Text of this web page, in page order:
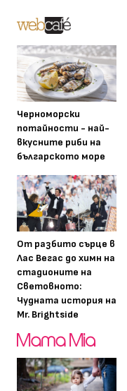
Черноморски
потайности - най-
вкусните риби на
българското море
От разбито сърце в
Лас Вегас до химн на
стадионите на
Световното:
Чудната история на
Mr. Brightside